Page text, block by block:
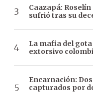
Caazapá:
sufrió tras su
La mafia del
extorsivo
Encarnación:
capturados por